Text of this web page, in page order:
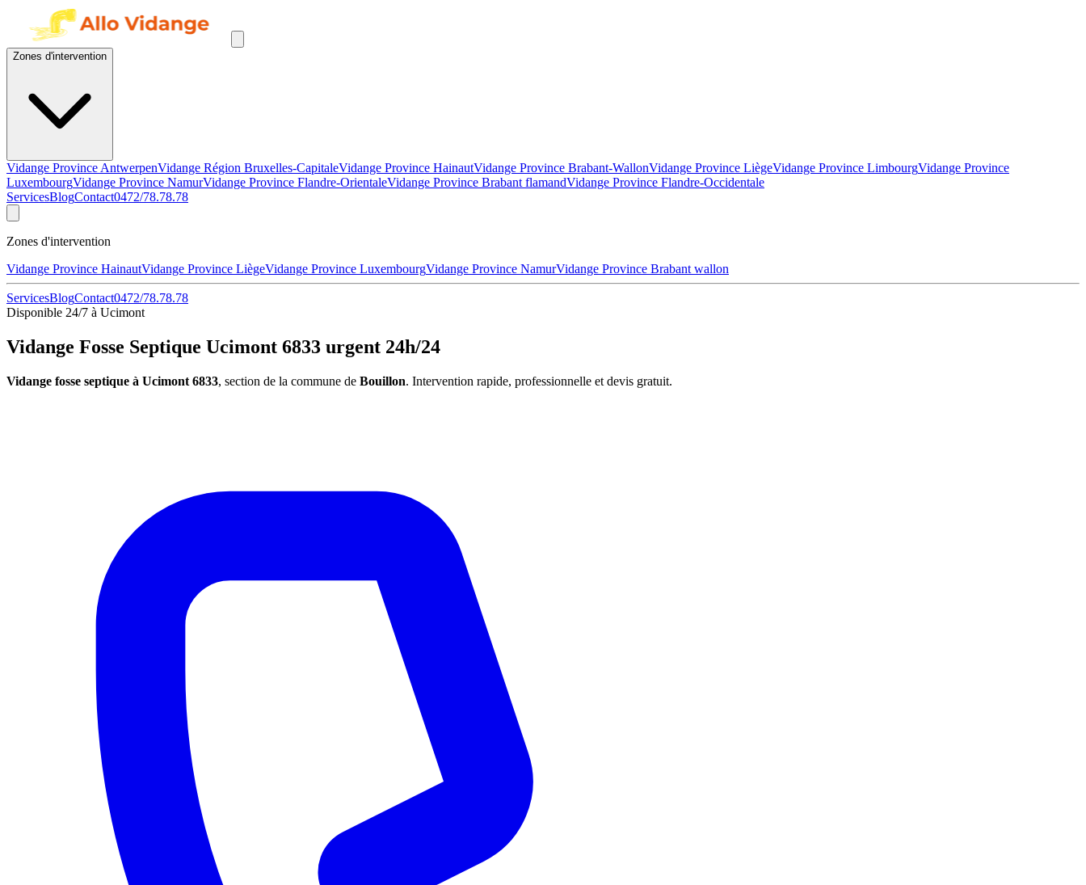
Zones d'intervention
Vidange Province AntwerpenVidange Région Bruxelles-CapitaleVidange Province HainautVidange Province Brabant-WallonVidange Province LiègeVidange Province LimbourgVidange Province
LuxembourgVidange Province NamurVidange Province Flandre-OrientaleVidange Province Brabant flamandVidange Province Flandre-Occidentale
ServicesBlogContact0472/78.78.78
Zones d'intervention
Vidange Province HainautVidange Province LiègeVidange Province LuxembourgVidange Province NamurVidange Province Brabant wallon
ServicesBlogContact0472/78.78.78
Disponible 24/7 à Ucimont
Vidange Fosse Septique Ucimont 6833 urgent 24h/24
Vidange fosse septique à Ucimont 6833, section de la commune de Bouillon. Intervention rapide, professionnelle et devis gratuit.